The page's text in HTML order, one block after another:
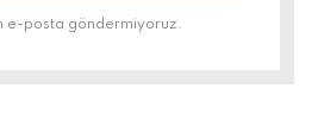
e-posta göndermiyoruz.